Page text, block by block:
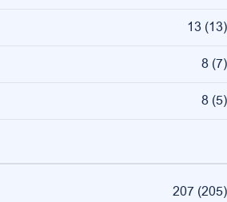
13 (13)
8 (7)
8 (5)
207 (205)